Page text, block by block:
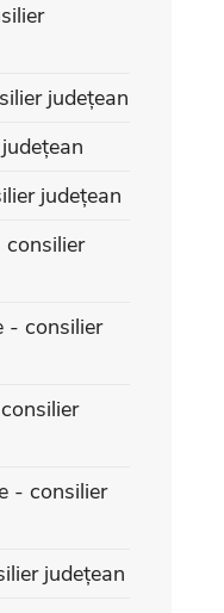
județean
județean
- consilier
- consilier
județean